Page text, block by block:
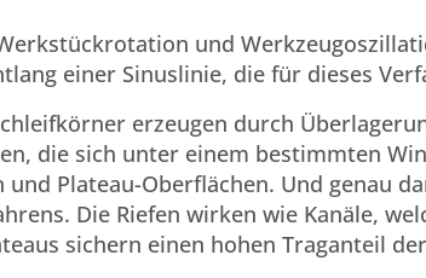
und
einer Sinuslinie, die für dieses
erzeugen durch
die sich unter einem bestimmten
Plateau-Oberflächen. Und genau
Die Riefen wirken wie Kanäle,
sichern einen hohen Traganteil